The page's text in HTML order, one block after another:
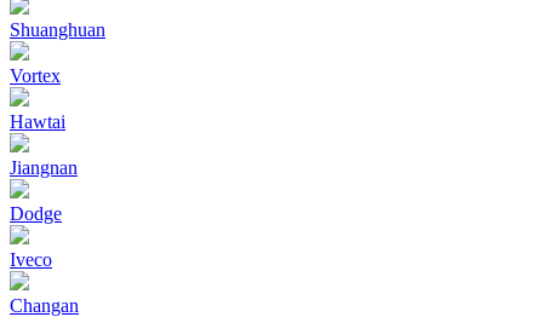
Shuanghuan
Vortex
Hawtai
Jiangnan
Dodge
Iveco
Changan